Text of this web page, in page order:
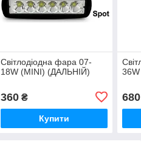
Світлодіодна фара 07-
18W (MINI) (ДАЛЬНІЙ)
360₴
Купити
680